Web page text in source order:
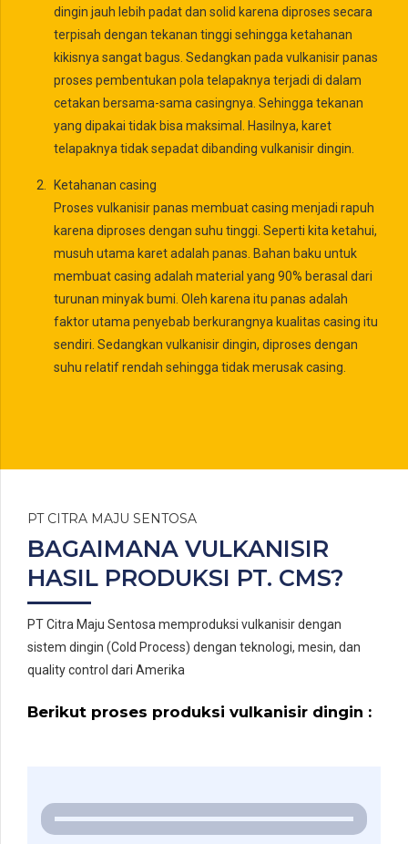
dingin jauh lebih padat dan solid karena diproses secara
terpisah dengan tekanan tinggi sehingga ketahanan
kikisnya sangat bagus. Sedangkan pada vulkanisir panas
proses pembentukan pola telapaknya terjadi di dalam
cetakan bersama-sama casingnya. Sehingga tekanan
yang dipakai tidak bisa maksimal. Hasilnya, karet
telapaknya tidak sepadat dibanding vulkanisir dingin.
Ketahanan casing
Proses vulkanisir panas membuat casing menjadi rapuh
karena diproses dengan suhu tinggi. Seperti kita ketahui,
musuh utama karet adalah panas. Bahan baku untuk
membuat casing adalah material yang 90% berasal dari
turunan minyak bumi. Oleh karena itu panas adalah
faktor utama penyebab berkurangnya kualitas casing itu
sendiri. Sedangkan vulkanisir dingin, diproses dengan
suhu relatif rendah sehingga tidak merusak casing.
PT CITRA MAJU SENTOSA
BAGAIMANA VULKANISIR
HASIL PRODUKSI PT. CMS?
PT Citra Maju Sentosa memproduksi vulkanisir dengan
sistem dingin (Cold Process) dengan teknologi, mesin, dan
quality control dari Amerika
Berikut proses produksi vulkanisir dingin :